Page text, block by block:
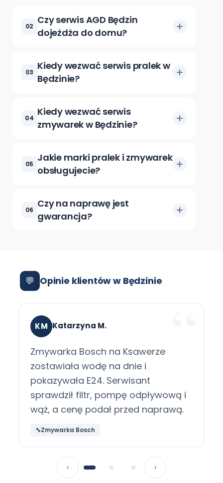
02
Czy serwis AGD Będzin
dojeżdża do domu?
03
Kiedy wezwać serwis pralek w
Będzinie?
04
Kiedy wezwać serwis
zmywarek w Będzinie?
05
Jakie marki pralek i zmywarek
obsługujecie?
06
Czy na naprawę jest
gwarancja?
💬 Opinie klientów w Będzinie
KM Katarzyna M.
Zmywarka Bosch na Ksawerze
zostawiała wodę na dnie i
pokazywała E24. Serwisant
sprawdził filtr, pompę odpływową i
wąż, a cenę podał przed naprawą.
Zmywarka Bosch
‹ ›